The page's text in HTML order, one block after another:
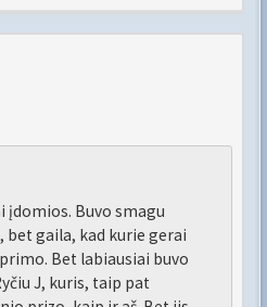
įdomios. Buvo smagu
bet gaila, kad kurie gerai
Bet labiausiai buvo
J, kuris, taip pat